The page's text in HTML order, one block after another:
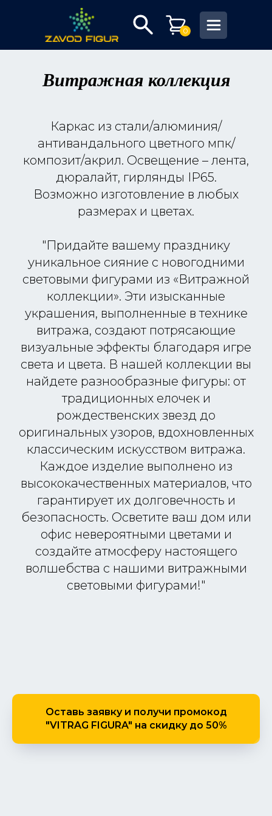
0
Витражная коллекция
Каркас из стали/алюминия/
антивандального цветного мпк/
композит/акрил. Освещение – лента,
дюралайт, гирлянды IP65.
Возможно изготовление в любых
размерах и цветах.
"Придайте вашему празднику
уникальное сияние с новогодними
световыми фигурами из «Витражной
коллекции». Эти изысканные
украшения, выполненные в технике
витража, создают потрясающие
визуальные эффекты благодаря игре
света и цвета. В нашей коллекции вы
найдете разнообразные фигуры: от
традиционных елочек и
рождественских звезд до
оригинальных узоров, вдохновленных
классическим искусством витража.
Каждое изделие выполнено из
высококачественных материалов, что
гарантирует их долговечность и
безопасность. Осветите ваш дом или
офис невероятными цветами и
создайте атмосферу настоящего
волшебства с нашими витражными
световыми фигурами!"
Оставь заявку и получи промокод
"VITRAG FIGURA" на скидку до 50%